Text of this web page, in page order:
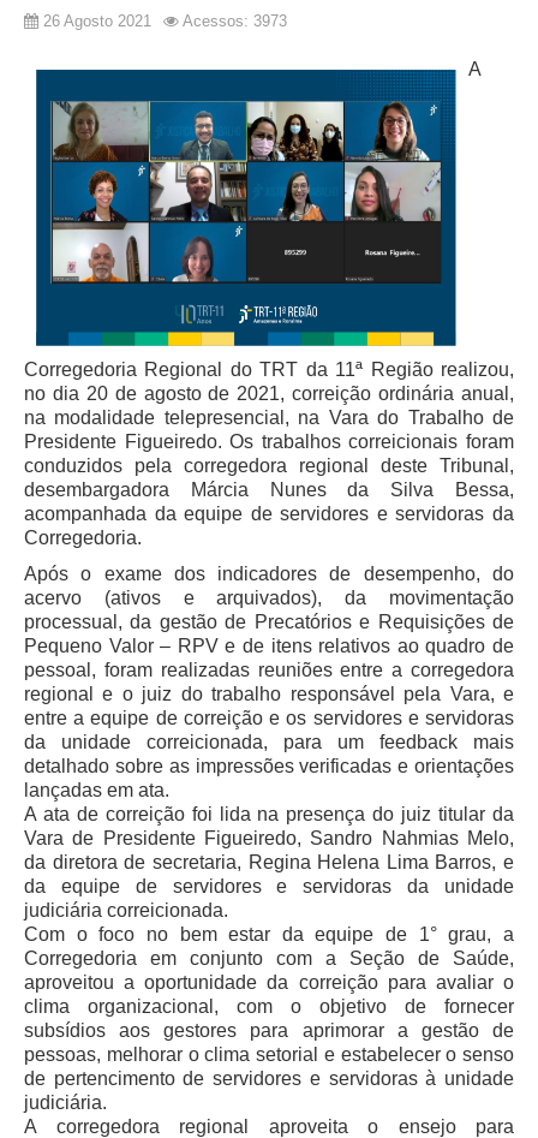
26 Agosto 2021 Acessos: 3973
A
Corregedoria Regional do TRT da 11ª Região realizou,
no dia 20 de agosto de 2021, correição ordinária anual,
na modalidade telepresencial, na Vara do Trabalho de
Presidente Figueiredo. Os trabalhos correicionais foram
conduzidos pela corregedora regional deste Tribunal,
desembargadora Márcia Nunes da Silva Bessa,
acompanhada da equipe de servidores e servidoras da
Corregedoria.
Após o exame dos indicadores de desempenho, do
acervo (ativos e arquivados), da movimentação
processual, da gestão de Precatórios e Requisições de
Pequeno Valor – RPV e de itens relativos ao quadro de
pessoal, foram realizadas reuniões entre a corregedora
regional e o juiz do trabalho responsável pela Vara, e
entre a equipe de correição e os servidores e servidoras
da unidade correicionada, para um feedback mais
detalhado sobre as impressões verificadas e orientações
lançadas em ata.
A ata de correição foi lida na presença do juiz titular da
Vara de Presidente Figueiredo, Sandro Nahmias Melo,
da diretora de secretaria, Regina Helena Lima Barros, e
da equipe de servidores e servidoras da unidade
judiciária correicionada.
Com o foco no bem estar da equipe de 1° grau, a
Corregedoria em conjunto com a Seção de Saúde,
aproveitou a oportunidade da correição para avaliar o
clima organizacional, com o objetivo de fornecer
subsídios aos gestores para aprimorar a gestão de
pessoas, melhorar o clima setorial e estabelecer o senso
de pertencimento de servidores e servidoras à unidade
judiciária.
A corregedora regional aproveita o ensejo para